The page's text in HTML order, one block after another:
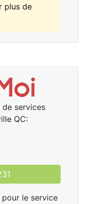
plus de
services
QC:
le service